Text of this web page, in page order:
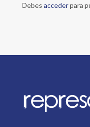
Debes accederpara